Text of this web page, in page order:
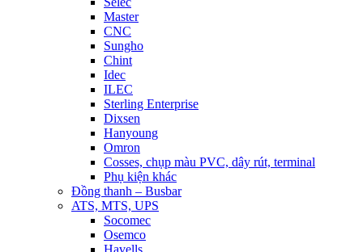
Master
CNC
Sungho
Chint
Idec
ILEC
Sterling Enterprise
Dixsen
Hanyoung
Omron
Cosses, chụp màu PVC, dây rút, terminal
Phụ kiện khác
Đồng thanh – Busbar
ATS, MTS, UPS
Socomec
Osemco
Havells